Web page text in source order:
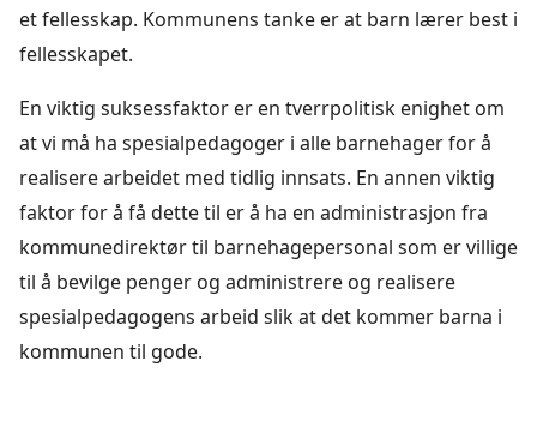
et fellesskap. Kommunens tanke er at barn lærer best i
fellesskapet.
En viktig suksessfaktor er en tverrpolitisk enighet om
at vi må ha spesialpedagoger i alle barnehager for å
realisere arbeidet med tidlig innsats. En annen viktig
faktor for å få dette til er å ha en administrasjon fra
kommunedirektør til barnehagepersonal som er villige
til å bevilge penger og administrere og realisere
spesialpedagogens arbeid slik at det kommer barna i
kommunen til gode.